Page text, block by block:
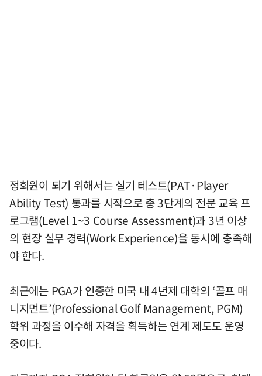
정회원이 되기 위해서는 실기 테스트(PAT·Player
Ability Test) 통과를 시작으로 총 3단계의 전문 교육 프
로그램(Level 1~3 Course Assessment)과 3년 이상
의 현장 실무 경력(Work Experience)을 동시에 충족해
야 한다.
최근에는 PGA가 인증한 미국 내 4년제 대학의 ‘골프 매
니지먼트’(Professional Golf Management, PGM)
학위 과정을 이수해 자격을 획득하는 연계 제도도 운영
중이다.